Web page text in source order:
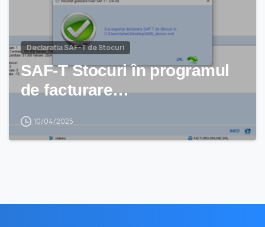
Declaratia SAF-T de Stocuri
SAF-T Stocuri în programul
de facturare…
10/04/2025